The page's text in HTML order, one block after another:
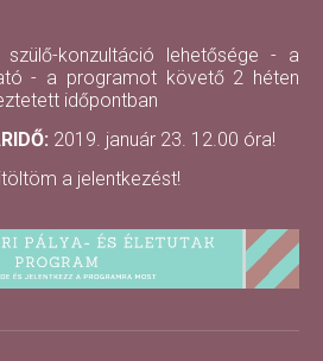
konzultáció lehetősége - a
- a programot követő 2 héten
időpontban
2019. január 23. 12.00 óra!
a jelentkezést!